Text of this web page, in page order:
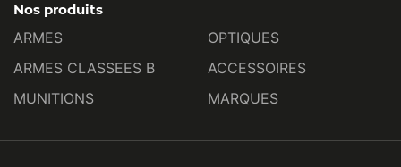
Nos produits
ARMES
ARMES CLASSEES B
MUNITIONS
OPTIQUES
ACCESSOIRES
MARQUES